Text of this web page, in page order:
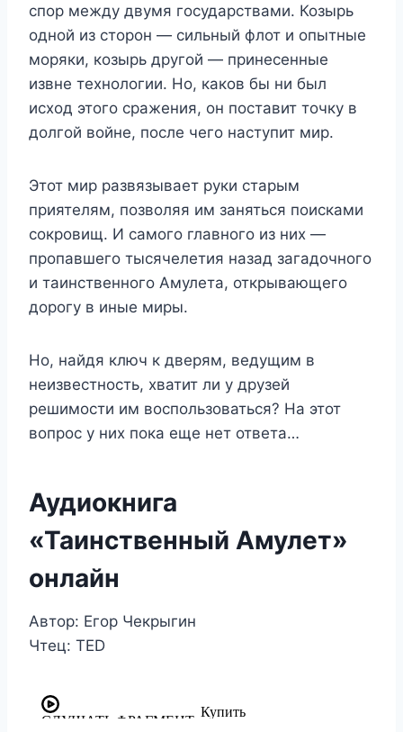
спор между двумя государствами. Козырь
одной из сторон — сильный флот и опытные
моряки, козырь другой — принесенные
извне технологии. Но, каков бы ни был
исход этого сражения, он поставит точку в
долгой войне, после чего наступит мир.
Этот мир развязывает руки старым
приятелям, позволяя им заняться поисками
сокровищ. И самого главного из них —
пропавшего тысячелетия назад загадочного
и таинственного Амулета, открывающего
дорогу в иные миры.
Но, найдя ключ к дверям, ведущим в
неизвестность, хватит ли у друзей
решимости им воспользоваться? На этот
вопрос у них пока еще нет ответа…
Аудиокнига
«Таинственный Амулет»
онлайн
Автор: Егор Чекрыгин
Чтец: TED